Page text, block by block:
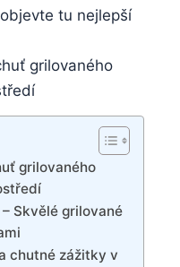
tu nejlepší
grilovaného
Skvělé grilované
chutné zážitky⁢ v